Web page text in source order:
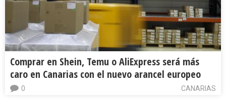
Comprar en Shein, Temu o AliExpress será más
caro en Canarias con el nuevo arancel europeo
CANARIAS
0